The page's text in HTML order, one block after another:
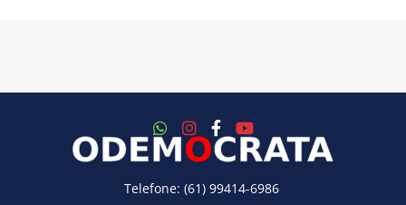
Telefone: (61) 99414-6986